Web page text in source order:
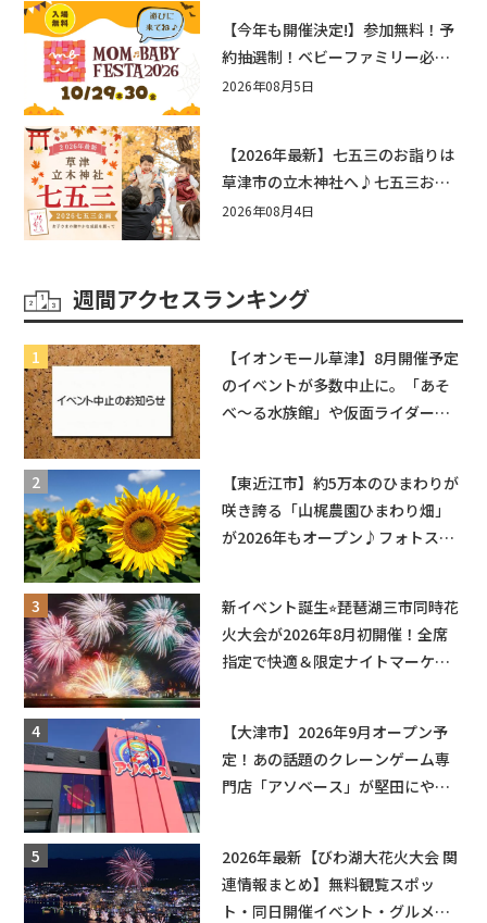
【今年も開催決定!】参加無料！予
約抽選制！ベビーファミリー必見
☆入場無料☆10/29(木)30(金)ママ
2026年08月5日
【2026年最新】七五三のお詣りは
草津市の立木神社へ♪七五三お祝
い企画をご紹介！
2026年08月4日
週間アクセスランキング
【イオンモール草津】8月開催予定
のイベントが多数中止に。「あそ
べ〜る水族館」や仮面ライダーシ
【東近江市】約5万本のひまわりが
咲き誇る「山梶農園ひまわり畑」
が2026年もオープン♪フォトスポ
新イベント誕生⭐︎琵琶湖三市同時花
火大会が2026年8月初開催！全席
指定で快適＆限定ナイトマーケッ
【大津市】2026年9月オープン予
定！あの話題のクレーンゲーム専
門店「アソベース」が堅田にやっ
2026年最新【びわ湖大花火大会 関
連情報まとめ】無料観覧スポッ
ト・同日開催イベント・グルメマ